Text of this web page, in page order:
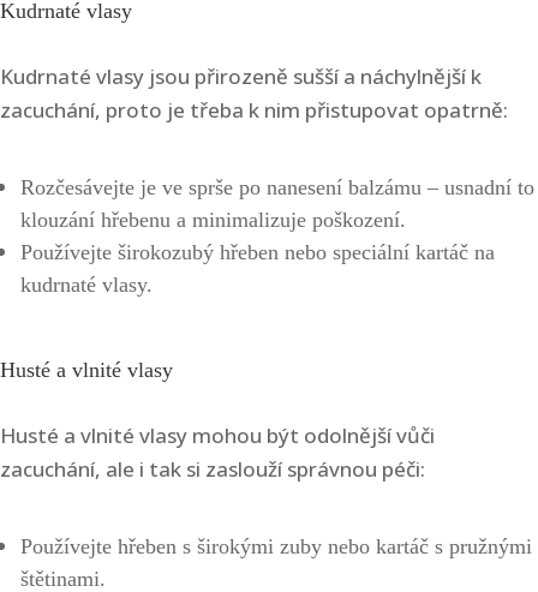
Kudrnaté vlasy
Kudrnaté vlasy jsou přirozeně sušší a náchylnější k
zacuchání, proto je třeba k nim přistupovat opatrně:
Rozčesávejte je ve sprše po nanesení balzámu – usnadní to
klouzání hřebenu a minimalizuje poškození.
Používejte širokozubý hřeben nebo speciální kartáč na
kudrnaté vlasy.
Husté a vlnité vlasy
Husté a vlnité vlasy mohou být odolnější vůči
zacuchání, ale i tak si zaslouží správnou péči:
Používejte hřeben s širokými zuby nebo kartáč s pružnými
štětinami.